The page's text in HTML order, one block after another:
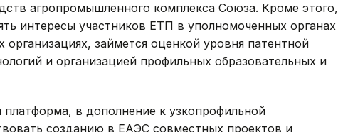
агропромышленного комплекса Союза. Кроме этого,
интересы участников ЕТП в уполномоченных органах
займется оценкой уровня патентной
и организацией профильных образовательных и
платформа, в дополнение к узкопрофильной
созданию в ЕАЭС совместных проектов и